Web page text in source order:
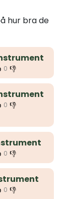
hur bra de
0 👎
0 👎
0 👎
0 👎